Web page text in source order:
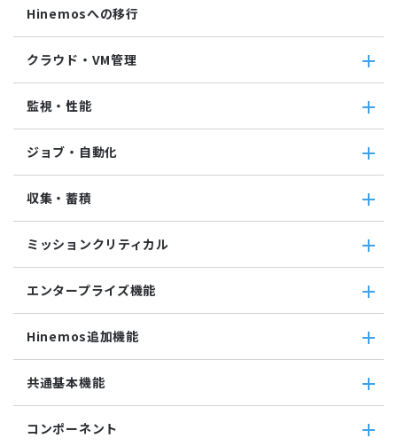
Hinemosへの移行
クラウド・VM管理
クラウド・VM共通
クラウド管理機能(AWS)
VM管理機能
監視・性能
パケットキャプチャ監視
カスタムトラップ監視
カスタム監視
バイナリファイル監視
収集値統合監視
ログ件数監視
システムログ監視
JMX監視
SQL監視
SNMPTRAP監視
SNMP監視
HTTPシナリオ監視
ジョブ・自動化
ジョブ機能全般について
コマンドジョブ
ファイル転送ジョブ
参照ジョブ
環境構築機能
実行契機
ファイルチェックジョブ
監視ジョブ
承認ジョブ
収集・蓄積
転送
ダウンロード
検索
蓄積
収集
ミッションクリティカル
ミッションクリティカル（Linux）
ミッションクリティカル（Windows）
エンタープライズ機能
インシデント管理連携ツール
Grafana
ユーティリティ機能
レポーティング
ノードマップ
Hinemos追加機能
Hinemosインシデントダッシュボード
メッセージフィルタ
Hinemosセキュリティオプション
共通基本機能
セルフチェック
コンポーネント